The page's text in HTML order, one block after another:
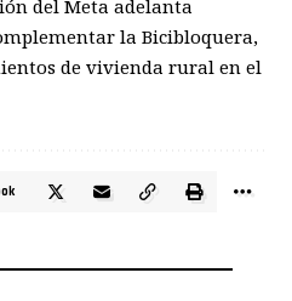
del Meta adelanta
la Bicibloquera,
de vivienda rural en el